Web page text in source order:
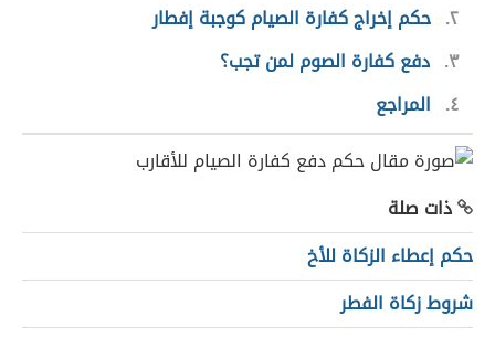
٢ حكم إخراج كفارة الصيام كوجبة إفطار
٣ دفع كفارة الصوم لمن تجب؟
٤
المراجع
ذات صلة
حكم إعطاء الزكاة للأخ
شروط زكاة الفطر